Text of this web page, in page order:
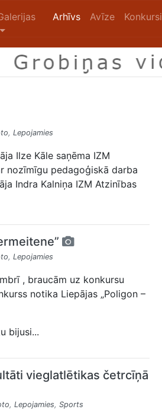
Arhīvs Avīze Konkursi
,Lepojamies
Ilze Kāle saņēma IZM
nozīmīgu pedagoģiskā darba
Indra Kalniņa IZM Atzinības
,Lepojamies
, braucām uz konkursu
notika Liepājas „Poligon –
bijusi...
vieglatlētikas četrcīņā
,Lepojamies,Sports